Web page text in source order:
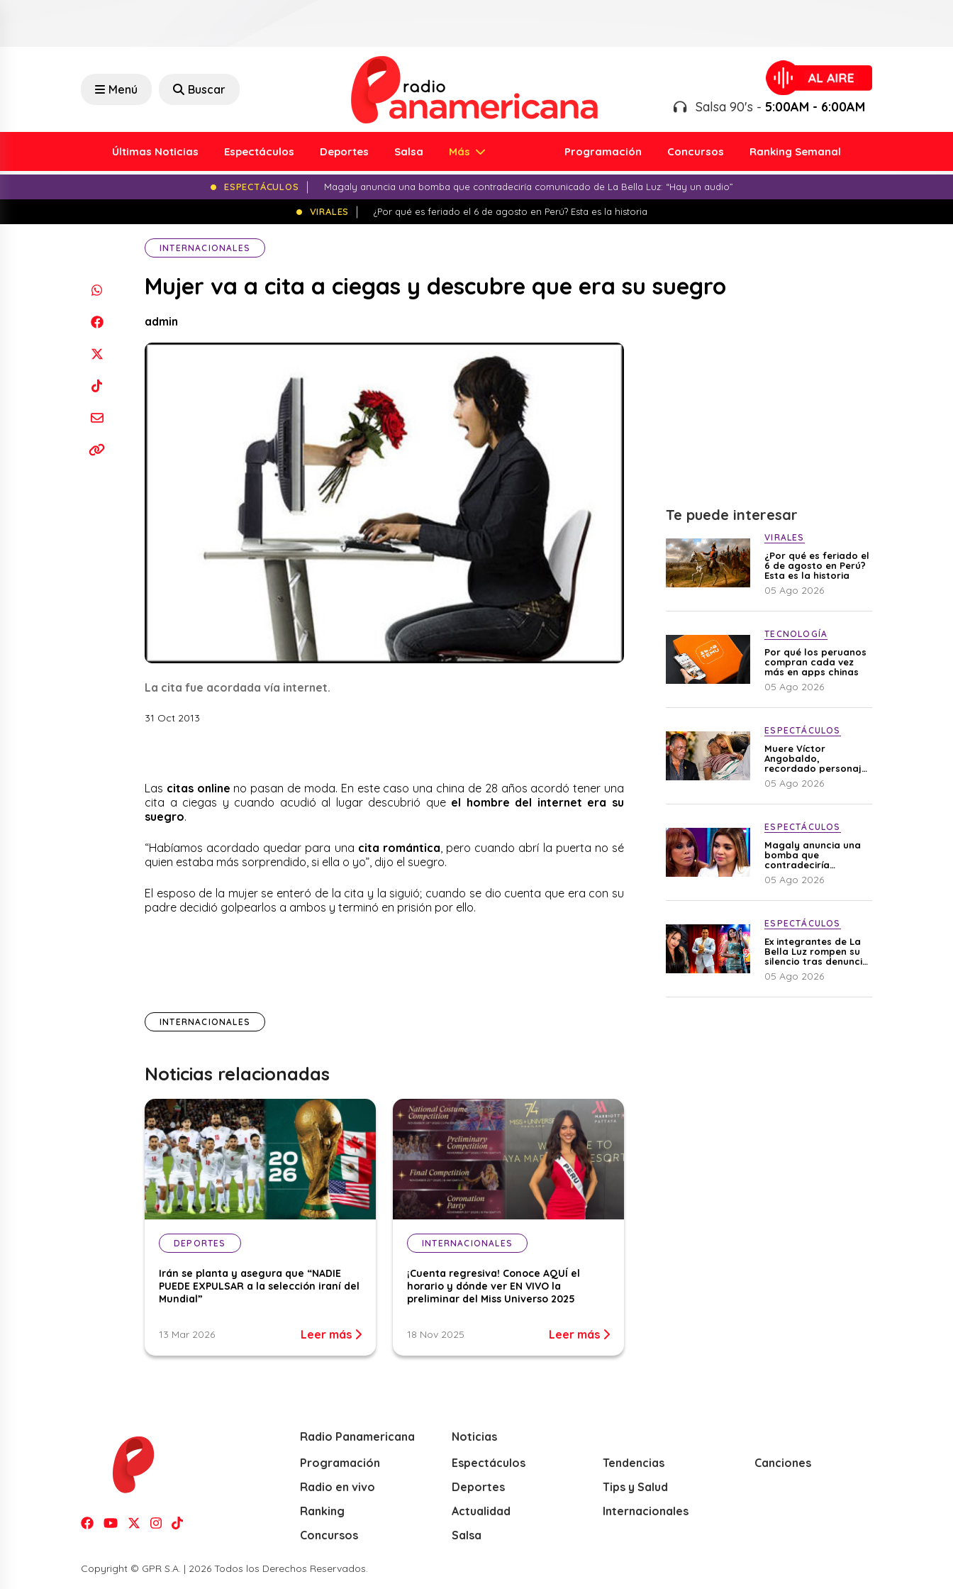
Menú Buscar
Salsa 90's - 5:00AM - 6:00AM
Últimas Noticias Espectáculos Deportes Salsa Más Programación Concursos Ranking Semanal
ESPECTÁCULOS Magaly anuncia una bomba que contradeciría comunicado de La Bella Luz: “Hay un audio”
VIRALES ¿Por qué es feriado el 6 de agosto en Perú? Esta es la historia
INTERNACIONALES
Mujer va a cita a ciegas y descubre que era su suegro
admin
La cita fue acordada vía internet.
31 Oct 2013
Las citas online no pasan de moda. En este caso una china de 28 años acordó tener una
cita a ciegas y cuando acudió al lugar descubrió que el hombre del internet era su
suegro.
“Habíamos acordado quedar para una cita romántica , pero cuando abrí la puerta no sé
quien estaba más sorprendido, si ella o yo”, dijo el suegro.
El esposo de la mujer se enteró de la cita y la siguió; cuando se dio cuenta que era con su
padre decidió golpearlos a ambos y terminó en prisión por ello.
INTERNACIONALES
Noticias relacionadas
DEPORTES
Irán se planta y asegura que “NADIE
PUEDE EXPULSAR a la selección iraní del
Mundial”
13 Mar 2026 Leer más
INTERNACIONALES
¡Cuenta regresiva! Conoce AQUÍ el
horario y dónde ver EN VIVO la
preliminar del Miss Universo 2025
18 Nov 2025 Leer más
Te puede interesar
VIRALES
¿Por qué es feriado el
6 de agosto en Perú?
Esta es la historia
05 Ago 2026
TECNOLOGÍA
Por qué los peruanos
compran cada vez
más en apps chinas
05 Ago 2026
ESPECTÁCULOS
Muere Víctor
Angobaldo,
recordado personaje
de la farándula y
expareja de Shirley
05 Ago 2026
ESPECTÁCULOS
Magaly anuncia una
bomba que
contradeciría
comunicado de La
Bella Luz: “Hay un
05 Ago 2026
ESPECTÁCULOS
Ex integrantes de La
Bella Luz rompen su
silencio tras denuncia
de Naldy: “Todo el
mundo lo sabía”
05 Ago 2026
Radio Panamericana
Programación
Radio en vivo
Ranking
Concursos
Noticias
Espectáculos
Deportes
Actualidad
Salsa
Tendencias
Tips y Salud
Internacionales
Canciones
Copyright © GPR S.A. | 2026 Todos los Derechos Reservados.